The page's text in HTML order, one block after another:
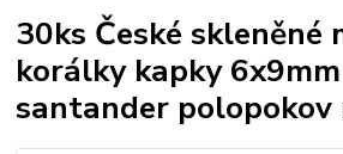
30ks České skleněné
korálky kapky
santander